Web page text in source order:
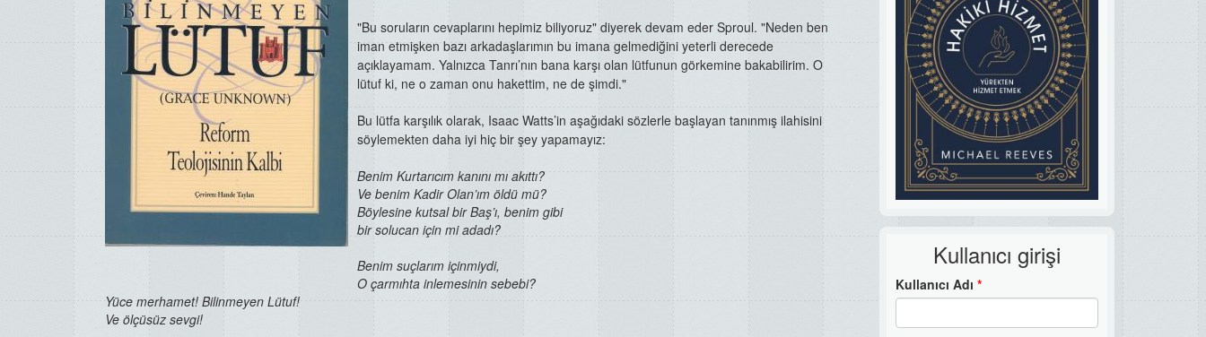
Kullanıcı girişi
Kullanıcı Adı *
"Bu soruların cevaplarını hepimiz biliyoruz" diyerek devam eder Sproul. "Neden ben
iman etmişken bazı arkadaşlarımın bu imana gelmediğini yeterli derecede
açıklayamam. Yalnızca Tanrı’nın bana karşı olan lütfunun görkemine bakabilirim. O
lütuf ki, ne o zaman onu hakettim, ne de şimdi."
Bu lütfa karşılık olarak, Isaac Watts’in aşağıdaki sözlerle başlayan tanınmış ilahisini
söylemekten daha iyi hiç bir şey yapamayız:
Benim Kurtarıcım kanını mı akıttı?
Ve benim Kadir Olan’ım öldü mü?
Böylesine kutsal bir Baş’ı, benim gibi
bir solucan için mi adadı?
Benim suçlarım içinmiydi,
O çarmıhta inlemesinin sebebi?
Yüce merhamet! Bilinmeyen Lütuf!
Ve ölçüsüz sevgi!